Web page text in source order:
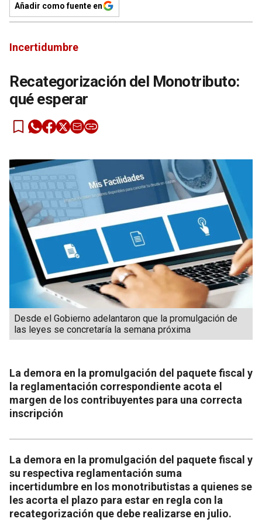
Añadir como fuente en
Incertidumbre
Recategorización del Monotributo:
qué esperar
Desde el Gobierno adelantaron que la promulgación de
las leyes se concretaría la semana próxima
La demora en la promulgación del paquete fiscal y
la reglamentación correspondiente acota el
margen de los contribuyentes para una correcta
inscripción
La demora en la promulgación del paquete fiscal y
su respectiva reglamentación suma
incertidumbre en los monotributistas a quienes se
les acorta el plazo para estar en regla con la
recategorización que debe realizarse en julio.